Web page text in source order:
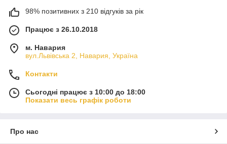
98% позитивних з 210 відгуків за рік
Працює з 26.10.2018
м. Навария
вул.Львівська 2, Навария, Україна
Контакти
Сьогодні працює з 10:00 до 18:00
Показати весь графік роботи
Про нас